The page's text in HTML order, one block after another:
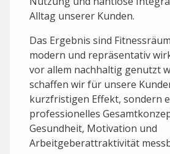
Alltag unserer Kunden.
Das Ergebnis sind
modern und repräsentativ
vor allem nachhaltig genutzt
schaffen wir für unsere
kurzfristigen Effekt, sondern
professionelles
Gesundheit, Motivation und
Arbeitgeberattraktivität